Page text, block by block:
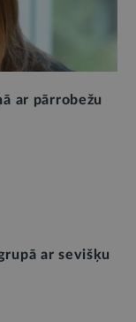
ar pārrobežu
ar sevišķu